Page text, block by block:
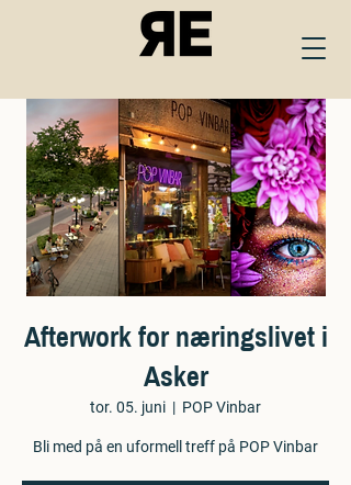
Afterwork for næringslivet i
Asker
tor. 05. juni
  |
POP Vinbar
Bli med på en uformell treff på POP Vinbar